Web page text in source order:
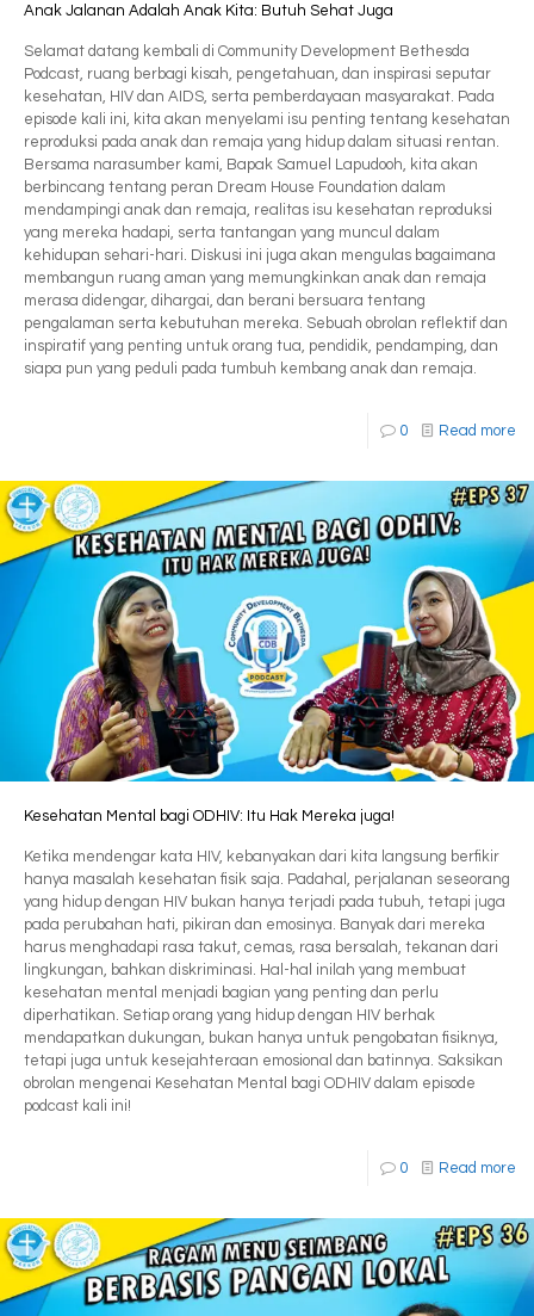
Anak Jalanan Adalah Anak Kita: Butuh Sehat Juga
Selamat datang kembali di Community Development Bethesda
Podcast, ruang berbagi kisah, pengetahuan, dan inspirasi seputar
kesehatan, HIV dan AIDS, serta pemberdayaan masyarakat. Pada
episode kali ini, kita akan menyelami isu penting tentang kesehatan
reproduksi pada anak dan remaja yang hidup dalam situasi rentan.
Bersama narasumber kami, Bapak Samuel Lapudooh, kita akan
berbincang tentang peran Dream House Foundation dalam
mendampingi anak dan remaja, realitas isu kesehatan reproduksi
yang mereka hadapi, serta tantangan yang muncul dalam
kehidupan sehari-hari. Diskusi ini juga akan mengulas bagaimana
membangun ruang aman yang memungkinkan anak dan remaja
merasa didengar, dihargai, dan berani bersuara tentang
pengalaman serta kebutuhan mereka. Sebuah obrolan reflektif dan
inspiratif yang penting untuk orang tua, pendidik, pendamping, dan
siapa pun yang peduli pada tumbuh kembang anak dan remaja.
0 Read more
Kesehatan Mental bagi ODHIV: Itu Hak Mereka juga!
Ketika mendengar kata HIV, kebanyakan dari kita langsung berfikir
hanya masalah kesehatan fisik saja. Padahal, perjalanan seseorang
yang hidup dengan HIV bukan hanya terjadi pada tubuh, tetapi juga
pada perubahan hati, pikiran dan emosinya. Banyak dari mereka
harus menghadapi rasa takut, cemas, rasa bersalah, tekanan dari
lingkungan, bahkan diskriminasi. Hal-hal inilah yang membuat
kesehatan mental menjadi bagian yang penting dan perlu
diperhatikan. Setiap orang yang hidup dengan HIV berhak
mendapatkan dukungan, bukan hanya untuk pengobatan fisiknya,
tetapi juga untuk kesejahteraan emosional dan batinnya. Saksikan
obrolan mengenai Kesehatan Mental bagi ODHIV dalam episode
podcast kali ini!
0 Read more